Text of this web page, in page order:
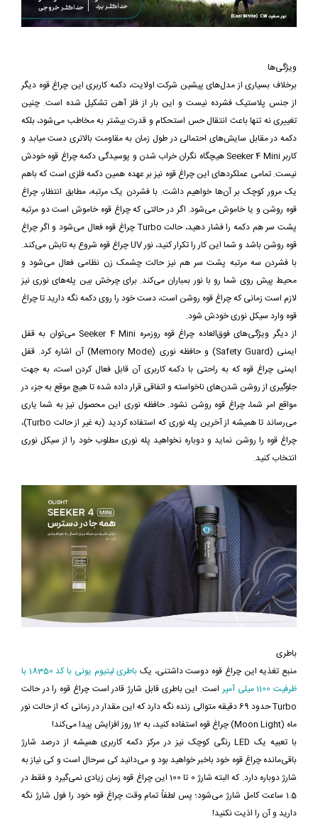
ویژگی‌ها
برخلاف بسیاری از مدل‌های پیشین شرکت اولایت، دکمه کاربری این چراغ قوه دیگر
از جنس پلاستیک فشرده نیست و این بار از فلز آهن تشکیل شده است. چنین
تغییری نه تنها باعث انتقال حس استحکام و قدرت بیشتر به مخاطب می‌شود، بلکه
دکمه در مقابل سایش‌های احتمالی در طول زمان به مقاومت بالاتری دست میابد و
کاربر Seeker 4 Mini هیچگاه نگران خراب شدن و پوسیدگی دکمه چراغ قوه خودش
نیست. تمامی عملکردهای این چراغ قوه نیز بر عهده همین دکمه فلزی است که باهم
یک مرور کوچک بر آن‌ها خواهیم داشت. با فشردن یک مرتبه، مطابق انتظار، چراغ
قوه روشن و یا خاموش می‌شود. اگر در حالتی که چراغ قوه خاموش است دو مرتبه
پشت سر هم دکمه را فشار دهید، حالت Turbo چراغ قوه فعال می‌شود و اگر چراغ
قوه روشن باشد و شما این کار را تکرار کنید، نور UV چراغ قوه شروع به تابش می‌کند.
با فشردن سه مرتبه پشت سر هم نیز حالت چشمک زن نظامی فعال می‌شود و
محیط پیش روی شما رو با نور بمباران می‌کند. برای چرخش بین پله‌های نوری نیز
لازم است زمانی که چراغ قوه روشن است، دست خود را روی دکمه نگه دارید تا چراغ
قوه وارد سیکل نوری خودش شود.
از دیگر ویژگی‌های فوق‌العاده چراغ قوه روزمره Seeker 4 Mini می‌توان به قفل
ایمنی (Safety Guard) و حافظه نوری (Memory Mode) آن اشاره کرد. قفل
ایمنی چراغ قوه که به راحتی با دکمه کاربری آن قابل فعال کردن است، به جهت
جلوگیری از روشن شدن‌های ناخواسته و اتفاقی قرار داده شده تا هیچ موقع به جزء در
مواقع امر شما، چراغ قوه روشن نشود. حافظه نوری این محصول نیز به شما یاری
می‌رساند تا همیشه از آخرین پله نوری که استفاده کردید (به غیر از حالت Turbo)،
چراغ قوه را روشن نماید و دوباره نخواهید پله نوری مطلوب خود را از سیکل نوری
انتخاب کنید.
باطری
منبع تغذیه این چراغ قوه دوست داشتنی، یک
باطری لیتیوم یونی با کد 18350 با
ظرفیت 1100 میلی آمپر
است. این باطری قابل شارژ قادر است چراغ قوه را در حالت
Turbo حدود 69 دقیقه متوالی زنده نگه دارد که این مقدار در زمانی که از حالت نور
ماه (Moon Light) چراغ قوه استفاده کنید، به 12 روز افزایش پیدا می‌کند!
با تعبیه یک LED رنگی کوچک نیز در مرکز دکمه کاربری همیشه از درصد شارژ
باقی‌مانده چراغ قوه خود باخبر خواهید بود و می‌دانید کی سرحال است و کی نیاز به
شارژ دوباره‌ دارد. که البته شارژ 0 تا 100 این چراغ قوه زمان زیادی نمی‌گیرد و فقط در
1.5 ساعت کامل شارژ می‌شود؛ پس لطفاً تمام وقت چراغ قوه خود را فول شارژ نگه
دارید و آن را اذیت نکنید!